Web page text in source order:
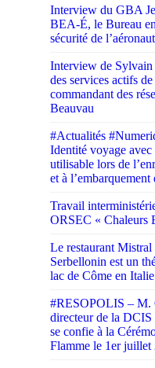
Interview du GBA
BEA-É, le Bureau
sécurité de
Interview de
des services actifs
commandant des
Beauvau
#Actualités
Identité voyage avec
utilisable lors de
et à
Travail
ORSEC «
Le restaurant
Serbellonin est un
lac de Côme en Italie
#RESOPOLIS –
directeur de la
se confie à la
Flamme le 1er juillet